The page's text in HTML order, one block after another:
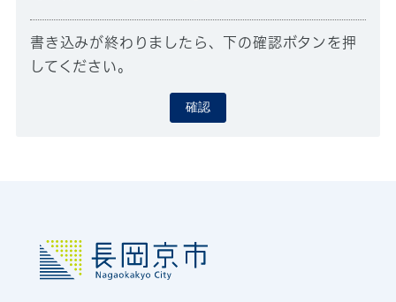
書き込みが終わりましたら、下の確認ボタンを押
してください。
確認